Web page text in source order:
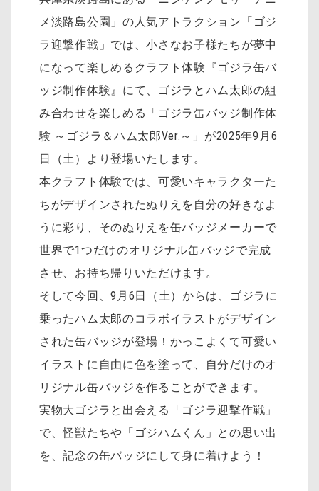
メ淡路島公園」の人気アトラクション「ゴジ
ラ迎撃作戦」では、小さなお子様たちが夢中
になって楽しめるクラフト体験『ゴジラ缶バ
ッジ制作体験』にて、ゴジラとハム太郎の組
み合わせを楽しめる「ゴジラ缶バッジ制作体
験 ～ゴジラ＆ハム太郎Ver.～」が2025年9月6
日（土）より登場いたします。
本クラフト体験では、可愛いキャラクターた
ちがデザインされたぬりえを自分の好きなよ
うに彩り、そのぬりえを缶バッジメーカーで
世界で1つだけのオリジナル缶バッジで完成
させ、お持ち帰りいただけます。
そして今回、9月6日（土）からは、ゴジラに
乗ったハム太郎のコラボイラストがデザイン
された缶バッジが登場！かっこよくて可愛い
イラストに自由に色を塗って、自分だけのオ
リジナル缶バッジを作ることができます。
実物大ゴジラと出会える「ゴジラ迎撃作戦」
で、怪獣たちや「ゴジハムくん」との思い出
を、記念の缶バッジにして身に着けよう！